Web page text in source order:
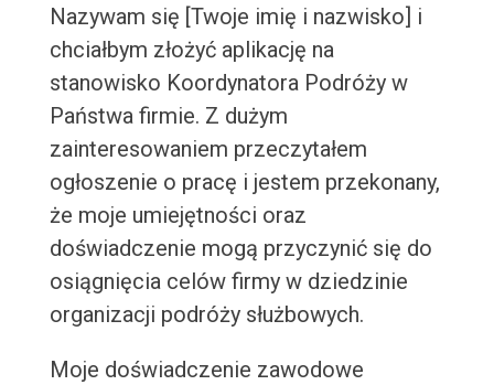
Nazywam się [Twoje imię i nazwisko] i
chciałbym złożyć aplikację na
stanowisko Koordynatora Podróży w
Państwa firmie. Z dużym
zainteresowaniem przeczytałem
ogłoszenie o pracę i jestem przekonany,
że moje umiejętności oraz
doświadczenie mogą przyczynić się do
osiągnięcia celów firmy w dziedzinie
organizacji podróży służbowych.
Moje doświadczenie zawodowe